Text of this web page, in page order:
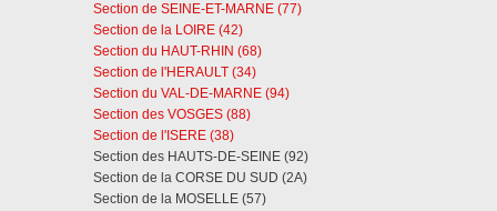
Section de SEINE-ET-MARNE (77)
Section de la LOIRE (42)
Section du HAUT-RHIN (68)
Section de l'HERAULT (34)
Section du VAL-DE-MARNE (94)
Section des VOSGES (88)
Section de l'ISERE (38)
Section des HAUTS-DE-SEINE (92)
Section de la CORSE DU SUD (2A)
Section de la MOSELLE (57)